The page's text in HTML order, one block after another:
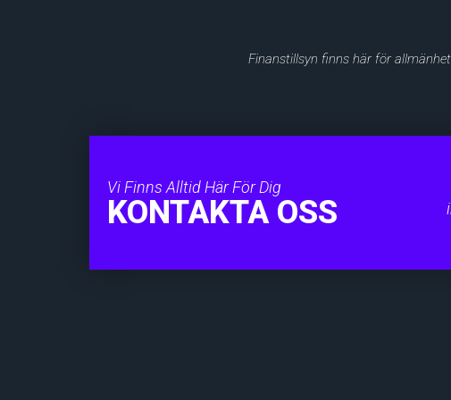
Finanstillsyn finns här för
Vi Finns Alltid Här För Dig
KONTAKTA OSS